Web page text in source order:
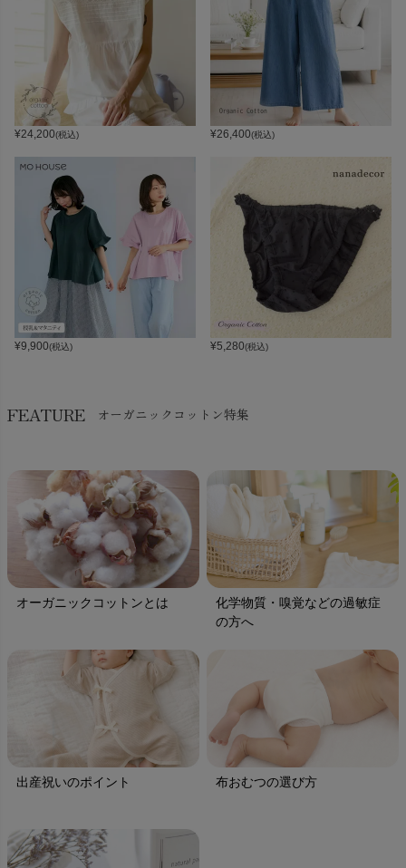
¥24,200(税込) ¥26,400(税込)
¥9,900(税込) ¥5,280(税込)
FEATURE オーガニックコットン特集
オーガニックコットンとは
化学物質・嗅覚などの過敏症
の方へ
出産祝いのポイント 布おむつの選び方